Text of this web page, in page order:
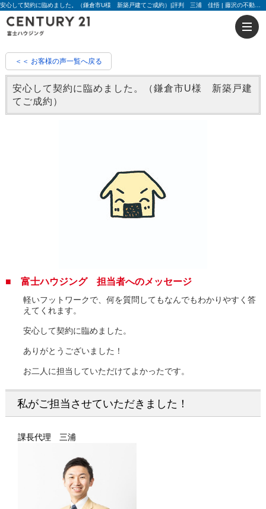
＜＜ お客様の声一覧へ戻る
安心して契約に臨めました。（鎌倉市U様 新築戸建
てご成約）
■ 富士ハウジング 担当者へのメッセージ
軽いフットワークで、何を質問してもなんでもわかりやすく答
えてくれます。
安心して契約に臨めました。
ありがとうございました！
お二人に担当していただけてよかったです。
私がご担当させていただきました！
課長代理 三浦